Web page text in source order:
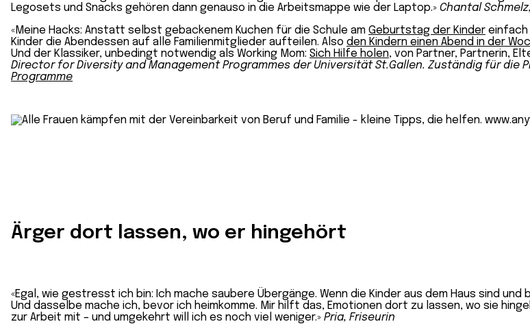
Legosets und Snacks gehören dann genauso in die Arbeitsmappe wie der Laptop.» Chantal Schmelz,
«Meine Hacks: Anstatt selbst gebackenem Kuchen für die Schule am Geburtstag der Kinder einfach
Kinder die Abendessen auf alle Familienmitglieder aufteilen. Also den Kindern einen Abend in der
Und der Klassiker, unbedingt notwendig als Working Mom: Sich Hilfe holen, von Partner, Partnerin,
Director for Diversity and Management Programmes der Universität St.Gallen. Zuständig für die
Programme
Ärger dort lassen, wo er hingehört
«Egal, wie gestresst ich bin: Ich mache saubere Übergänge. Wenn die Kinder aus dem Haus sind
Und dasselbe mache ich, bevor ich heimkomme. Mir hilft das, Emotionen dort zu lassen, wo sie
zur Arbeit mit – und umgekehrt will ich es noch viel weniger.» Pria, Friseurin